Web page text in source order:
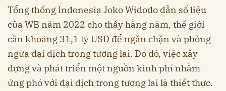
Tổng thống Indonesia Joko Widodo dẫn số liệu
của WB năm 2022 cho thấy hằng năm, thế giới
cần khoảng 31,1 tỷ USD để ngăn chặn và phòng
ngừa đại dịch trong tương lai. Do đó, việc xây
dựng và phát triển một nguồn kinh phí nhằm
ứng phó với đại dịch trong tương lai là thiết thực.